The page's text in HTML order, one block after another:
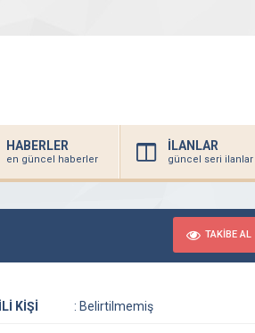
HABERLER
en güncel haberler
İLANLAR
güncel seri ilanlar
TAKİBE AL
KİŞİ : Belirtilmemiş